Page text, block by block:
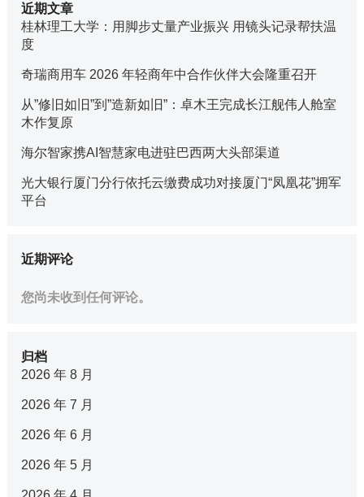
近期文章
桂林理工大学：用脚步丈量产业振兴 用镜头记录帮扶温
度
奇瑞商用车 2026 年轻商年中合作伙伴大会隆重召开
从”修旧如旧”到”造新如旧”：卓木王完成长江舰伟人舱室
木作复原
海尔智家携AI智慧家电进驻巴西两大头部渠道
光大银行厦门分行依托云缴费成功对接厦门“凤凰花”拥军
平台
近期评论
您尚未收到任何评论。
归档
2026 年 8 月
2026 年 7 月
2026 年 6 月
2026 年 5 月